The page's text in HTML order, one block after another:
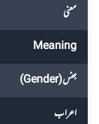
معنی
Meaning
جنس (Gender)
اعراب